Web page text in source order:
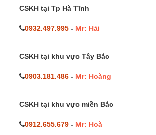
CSKH tại Tp Hà Tĩnh
0932.497.995 - Mr: Hải
CSKH tại khu vực Tây Bắc
0903.181.486 - Mr: Hoàng
CSKH tại khu vực miền Bắc
0912.655.679 - Mr: Hoà